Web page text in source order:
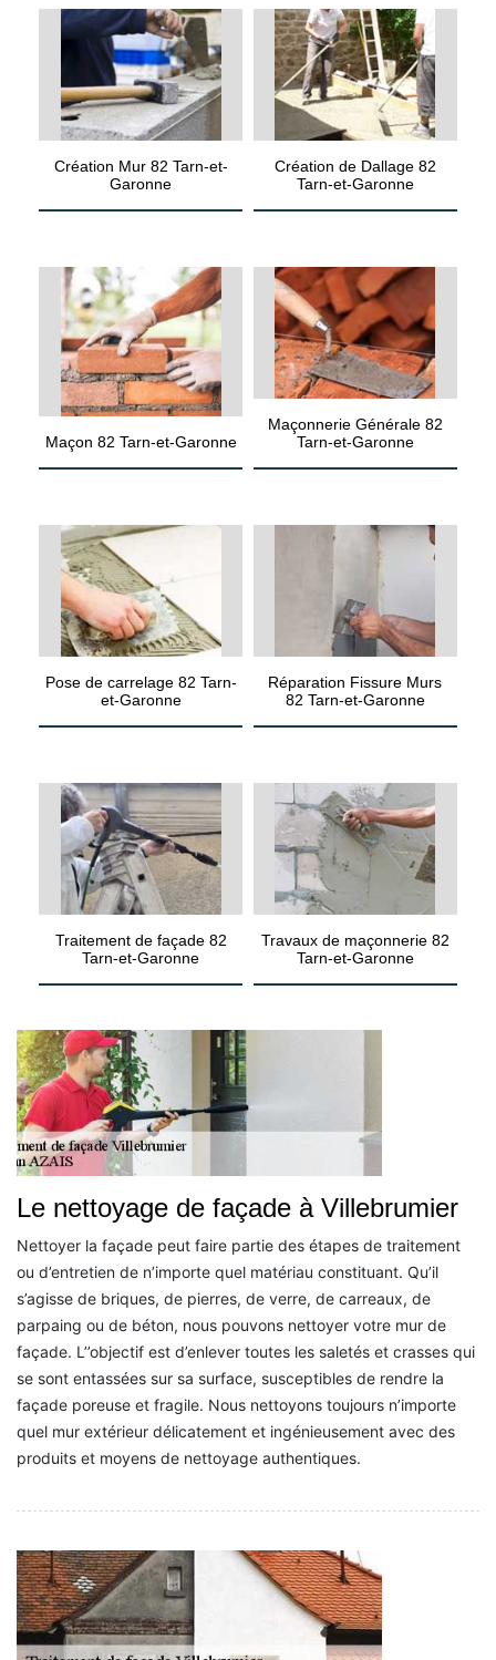
Création Mur 82 Tarn-et-
Garonne
Création de Dallage 82
Tarn-et-Garonne
Maçon 82 Tarn-et-Garonne
Maçonnerie Générale 82
Tarn-et-Garonne
Pose de carrelage 82 Tarn-
et-Garonne
Réparation Fissure Murs
82 Tarn-et-Garonne
Traitement de façade 82
Tarn-et-Garonne
Travaux de maçonnerie 82
Tarn-et-Garonne
Le nettoyage de façade à Villebrumier
Nettoyer la façade peut faire partie des étapes de traitement
ou d’entretien de n’importe quel matériau constituant. Qu’il
s’agisse de briques, de pierres, de verre, de carreaux, de
parpaing ou de béton, nous pouvons nettoyer votre mur de
façade. L’’objectif est d’enlever toutes les saletés et crasses qui
se sont entassées sur sa surface, susceptibles de rendre la
façade poreuse et fragile. Nous nettoyons toujours n’importe
quel mur extérieur délicatement et ingénieusement avec des
produits et moyens de nettoyage authentiques.